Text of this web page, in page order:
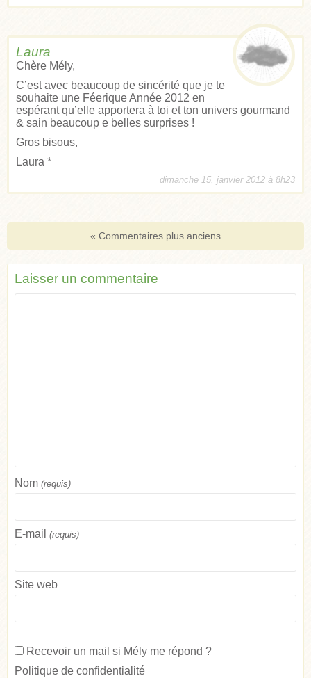
Laura
Chère Mély,
C’est avec beaucoup de sincérité que je te
souhaite une Féerique Année 2012 en
espérant qu’elle apportera à toi et ton univers gourmand
& sain beaucoup e belles surprises !
Gros bisous,
Laura *
dimanche 15, janvier 2012 à 8h23
« Commentaires plus anciens
Laisser un commentaire
Nom (requis)
E-mail (requis)
Site web
Recevoir un mail si Mély me répond ?
Politique de confidentialité